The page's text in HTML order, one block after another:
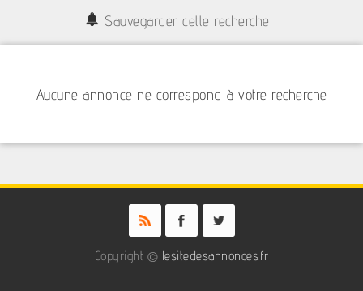
Sauvegarder cette recherche
Aucune annonce ne correspond à votre recherche
Copyright © lesitedesannonces.fr